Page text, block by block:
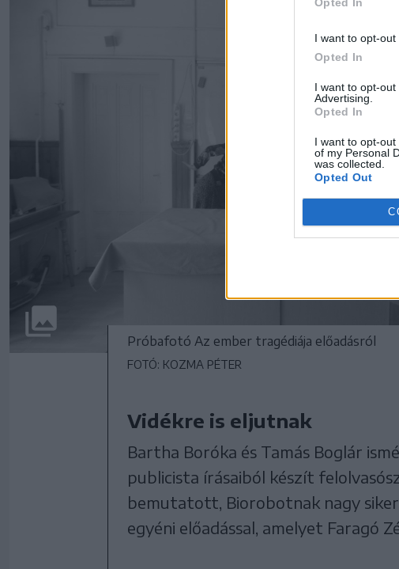
I want to opt-out
Opted In
I want to opt-
Advertising.
Opted In
I want to opt-
of my Personal
was collected.
Opted Out
Próbafotó Az ember tragédiája előadásról
FOTÓ: KOZMA PÉTER
Vidékre is eljutnak
Bartha Boróka és Tamás Boglár
publicista írásaiból készít
bemutatott, Biorobotnak nagy
egyéni előadással, amelyet Faragó